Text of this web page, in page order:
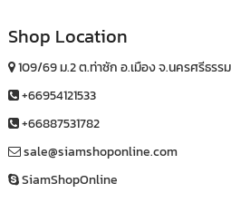
Shop Location
109/69 ม.2 ต.ท่าซัก อ.เมือง จ.นครศรีธร
+66954121533
+66887531782
sale@siamshoponline.com
SiamShopOnline